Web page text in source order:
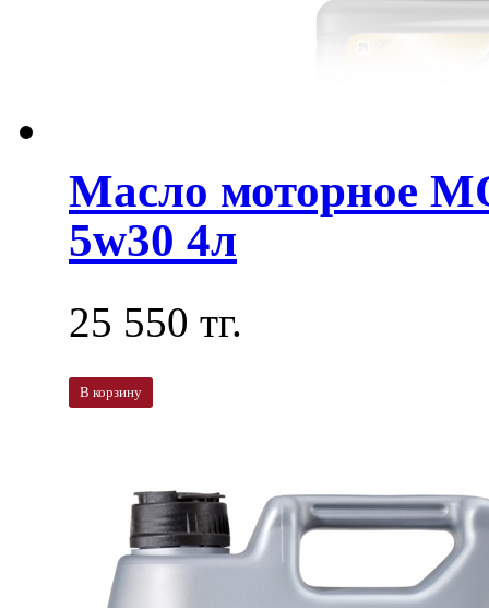
Масло моторное
5w30 4л
25 550 тг.
В корзину